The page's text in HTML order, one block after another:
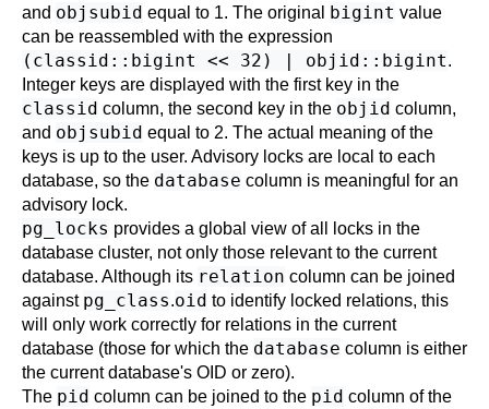
and objsubid equal to 1. The original bigint value
can be reassembled with the expression
(classid::bigint << 32) | objid::bigint.
Integer keys are displayed with the first key in the
classid column, the second key in the objid column,
and objsubid equal to 2. The actual meaning of the
keys is up to the user. Advisory locks are local to each
database, so the database column is meaningful for an
advisory lock.
pg_locks provides a global view of all locks in the
database cluster, not only those relevant to the current
database. Although its relation column can be joined
against pg_class.oid to identify locked relations, this
will only work correctly for relations in the current
database (those for which the database column is either
the current database's OID or zero).
The pid column can be joined to the pid column of the